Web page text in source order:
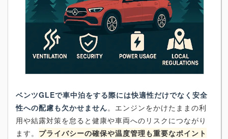
ベンツGLEで車中泊をする際には快適性だけでなく安全
性への配慮も欠かせません。エンジンをかけたままの利
用や結露対策を怠ると健康や車両へのリスクにつながり
ます。 プライバシーの確保や温度管理も重要なポイント